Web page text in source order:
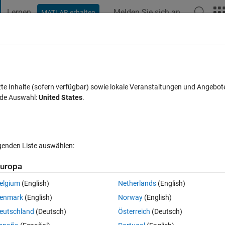
Lernen MATLAB erhalten Melden Sie sich an
variables?
Ältere Kommentare
0 Stimmen
Inhalte (sofern verfügbar) sowie lokale Veranstaltungen und
Auswahl:United States.
Liste auswählen:
(English)
(English)
(Deutsch)
Netherlands(English)
Norway(English)
Österreich (Deutsch)